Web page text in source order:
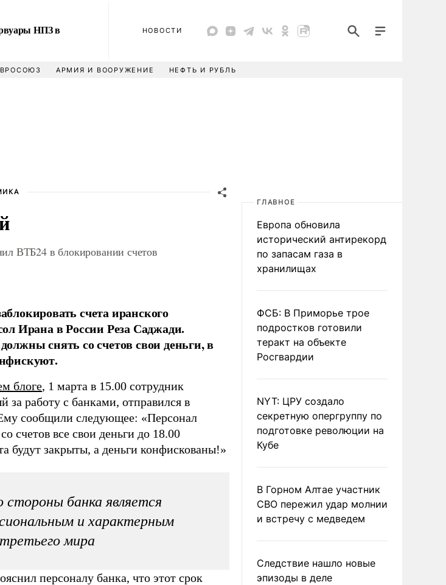
НПЗ в
НОВОСТИ
АРМИЯ И ВООРУЖЕНИЕ НЕФТЬ И РУБЛЬ
ВТБ24 в блокировании счетов
счета иранского
Ирана в России Реза Саджади.
снять со счетов свои деньги, в
блоге, 1 марта в 15.00 сотрудник
за работу с банками, отправился в
сообщили следующее: «Персонал
счетов все свои деньги до 18.00
будут закрыты, а деньги конфискованы!»
стороны банка является
и характерным
мира
персоналу банка, что этот срок
ГЛАВНОЕ
Европа обновила
исторический антирекорд
по запасам газа в
хранилищах
ФСБ: В Приморье трое
подростков готовили
теракт на объекте
Росгвардии
NYT: ЦРУ создало
секретную опергруппу по
подготовке революции на
Кубе
В Горном Алтае участник
СВО пережил удар молнии
и встречу с медведем
Следствие нашло новые
эпизоды в деле